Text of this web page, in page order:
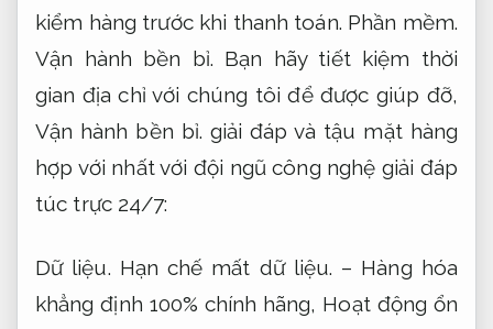
kiểm hàng trước khi thanh toán. Phần mềm.
Vận hành bền bỉ. Bạn hãy tiết kiệm thời
gian địa chỉ với chúng tôi để được giúp đỡ,
Vận hành bền bỉ. giải đáp và tậu mặt hàng
hợp với nhất với đội ngũ công nghệ giải đáp
túc trực 24/7:
Dữ liệu. Hạn chế mất dữ liệu. – Hàng hóa
khẳng định 100% chính hãng, Hoạt động ổn